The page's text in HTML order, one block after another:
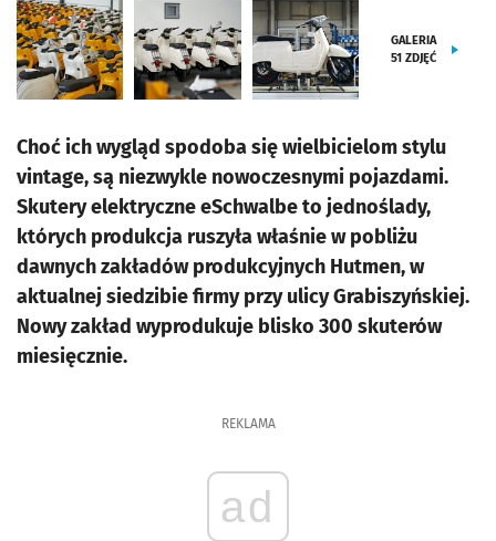
GALERIA
51 ZDJĘĆ
Choć ich wygląd spodoba się wielbicielom stylu
vintage, są niezwykle nowoczesnymi pojazdami.
Skutery elektryczne eSchwalbe to jednoślady,
których produkcja ruszyła właśnie w pobliżu
dawnych zakładów produkcyjnych Hutmen, w
aktualnej siedzibie firmy przy ulicy Grabiszyńskiej.
Nowy zakład wyprodukuje blisko 300 skuterów
miesięcznie.
REKLAMA
ad